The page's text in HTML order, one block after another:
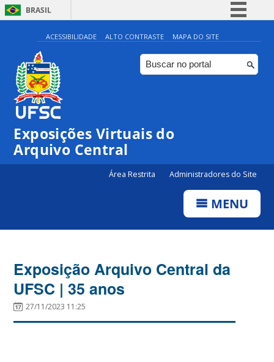
BRASIL
Simplifique!
Comunica BR
Participe
ACESSIBILIDADE ALTO CONTRASTE MAPA DO SITE
Exposições Virtuais do
Arquivo Central
Área Restrita Administradores do Site
MENU
Exposição Arquivo Central da
UFSC | 35 anos
27/11/2023 11:25